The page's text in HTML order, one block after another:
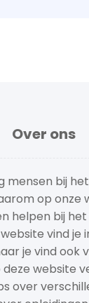
Over ons
mensen bij
op onze
helpen bij
vind je
je vind ook
website
over